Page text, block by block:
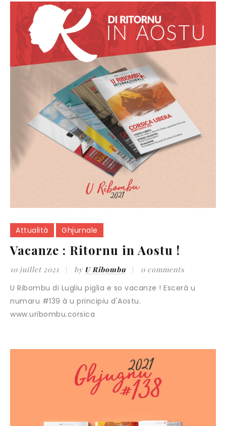
Attualità Ghjurnale
Vacanze : Ritornu in Aostu !
10 juillet 2021 by U Ribombu 0 comments
U Ribombu di Lugliu piglia e so vacanze ! Escerà u
numaru #139 à u principiu d'Aostu.
www.uribombu.corsica